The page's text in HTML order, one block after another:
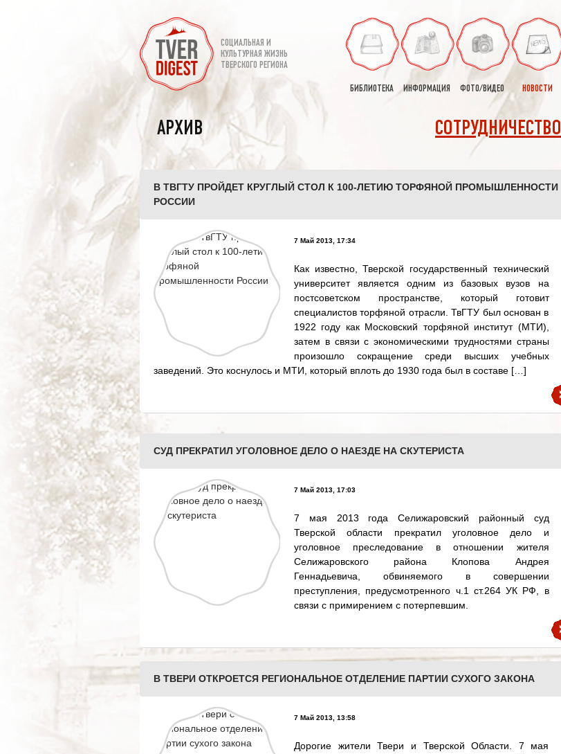
СОЦИАЛЬНАЯ И
КУЛЬТУРНАЯ ЖИЗНЬ
ТВЕРСКОГО РЕГИОНА
БИБЛИОТЕКА ИНФОРМАЦИЯ ФОТО/ВИДЕО НОВОСТИ
АРХИВ СОТРУДНИЧЕСТВО
В ТВГТУ ПРОЙДЕТ КРУГЛЫЙ СТОЛ К 100-ЛЕТИЮ ТОРФЯНОЙ ПРОМЫШЛЕННОСТИ
РОССИИ
7 Май 2013, 17:34
Как известно, Тверской государственный технический
университет является одним из базовых вузов на
постсоветском пространстве, который готовит
специалистов торфяной отрасли. ТвГТУ был основан в
1922 году как Московский торфяной институт (МТИ),
затем в связи с экономическими трудностями страны
произошло сокращение среди высших учебных
заведений. Это коснулось и МТИ, который вплоть до 1930 года был в составе […]
СУД ПРЕКРАТИЛ УГОЛОВНОЕ ДЕЛО О НАЕЗДЕ НА СКУТЕРИСТА
7 Май 2013, 17:03
7 мая 2013 года Селижаровский районный суд
Тверской области прекратил уголовное дело и
уголовное преследование в отношении жителя
Селижаровского района Клопова Андрея
Геннадьевича, обвиняемого в совершении
преступления, предусмотренного ч.1 ст.264 УК РФ, в
связи с примирением с потерпевшим.
В ТВЕРИ ОТКРОЕТСЯ РЕГИОНАЛЬНОЕ ОТДЕЛЕНИЕ ПАРТИИ СУХОГО ЗАКОНА
7 Май 2013, 13:58
Дорогие жители Твери и Тверской Области. 7 мая